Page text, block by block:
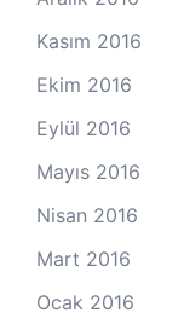
Kasım 2016
Ekim 2016
Eylül 2016
Mayıs 2016
Nisan 2016
Mart 2016
Ocak 2016